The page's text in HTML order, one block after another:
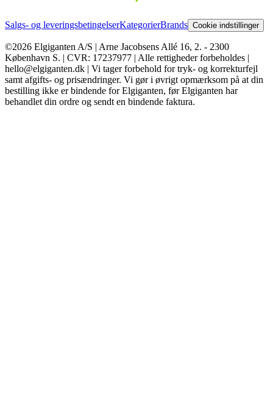
Salgs- og leveringsbetingelserKategorierBrands Cookie indstillinger
©2026 Elgiganten A/S | Arne Jacobsens Allé 16, 2. - 2300
København S. | CVR: 17237977 | Alle rettigheder forbeholdes |
hello@elgiganten.dk | Vi tager forbehold for tryk- og korrekturfejl
samt afgifts- og prisændringer. Vi gør i øvrigt opmærksom på at din
bestilling ikke er bindende for Elgiganten, før Elgiganten har
behandlet din ordre og sendt en bindende faktura.